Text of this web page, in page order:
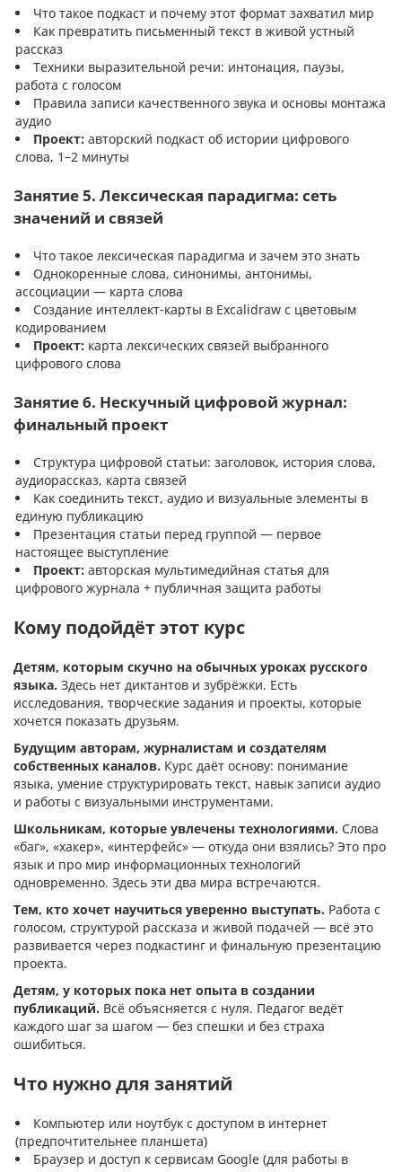
Что такое подкаст и почему этот формат захватил мир
Как превратить письменный текст в живой устный
рассказ
Техники выразительной речи: интонация, паузы,
работа с голосом
Правила записи качественного звука и основы монтажа
аудио
Проект: авторский подкаст об истории цифрового
слова, 1–2 минуты
Занятие 5. Лексическая парадигма: сеть
значений и связей
Что такое лексическая парадигма и зачем это знать
Однокоренные слова, синонимы, антонимы,
ассоциации — карта слова
Создание интеллект-карты в Excalidraw с цветовым
кодированием
Проект: карта лексических связей выбранного
цифрового слова
Занятие 6. Нескучный цифровой журнал:
финальный проект
Структура цифровой статьи: заголовок, история слова,
аудиорассказ, карта связей
Как соединить текст, аудио и визуальные элементы в
единую публикацию
Презентация статьи перед группой — первое
настоящее выступление
Проект: авторская мультимедийная статья для
цифрового журнала + публичная защита работы
Кому подойдёт этот курс
Детям, которым скучно на обычных уроках русского
языка. Здесь нет диктантов и зубрёжки. Есть
исследования, творческие задания и проекты, которые
хочется показать друзьям.
Будущим авторам, журналистам и создателям
собственных каналов. Курс даёт основу: понимание
языка, умение структурировать текст, навык записи аудио
и работы с визуальными инструментами.
Школьникам, которые увлечены технологиями. Слова
«баг», «хакер», «интерфейс» — откуда они взялись? Это про
язык и про мир информационных технологий
одновременно. Здесь эти два мира встречаются.
Тем, кто хочет научиться уверенно выступать. Работа с
голосом, структурой рассказа и живой подачей — всё это
развивается через подкастинг и финальную презентацию
проекта.
Детям, у которых пока нет опыта в создании
публикаций. Всё объясняется с нуля. Педагог ведёт
каждого шаг за шагом — без спешки и без страха
ошибиться.
Что нужно для занятий
Компьютер или ноутбук с доступом в интернет
(предпочтительнее планшета)
Браузер и доступ к сервисам Google (для работы в